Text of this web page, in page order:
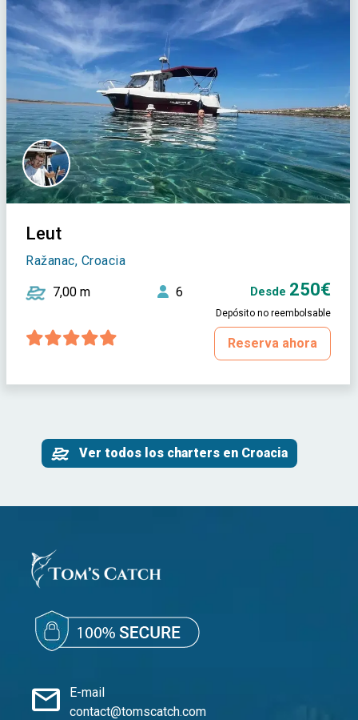
Leut
Ražanac, Croacia
7,00 m 6 Desde 250€
Depósito no reembolsable
Reserva ahora
Ver todos los charters en Croacia
mail
E-mail
contact@tomscatch.com